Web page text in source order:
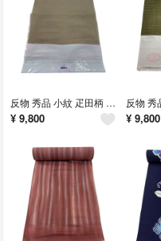
反物 秀品 小紋 疋田柄 茶緑色 正絹 【中古】
¥ 9,800 ¥ 9,800